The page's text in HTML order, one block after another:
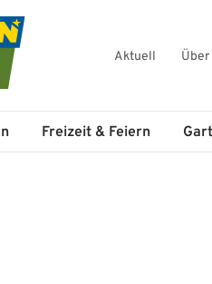
Aktuell Über
Freizeit & Feiern